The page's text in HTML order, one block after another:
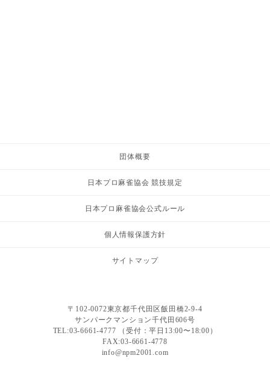
団体概要
日本プロ麻雀協会 競技規定
日本プロ麻雀協会公式ルール
個人情報保護方針
サイトマップ
〒102-0072東京都千代田区飯田橋2-9-4
サンパークマンション千代田606号
TEL:03-6661-4777 （受付：平日13:00〜18:00）
FAX:03-6661-4778
info@npm2001.com